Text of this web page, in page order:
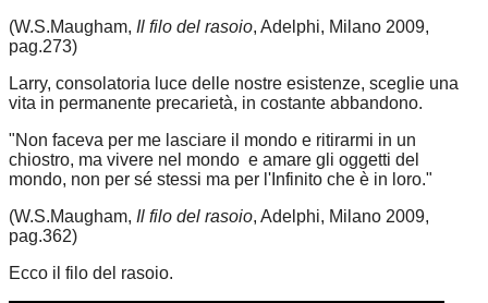
(W.S.Maugham, Il filo del rasoio, Adelphi, Milano 2009,
pag.273)
Larry, consolatoria luce delle nostre esistenze, sceglie una
vita in permanente precarietà, in costante abbandono.
"Non faceva per me lasciare il mondo e ritirarmi in un
chiostro, ma vivere nel mondo e amare gli oggetti del
mondo, non per sé stessi ma per l'Infinito che è in loro."
(W.S.Maugham, Il filo del rasoio, Adelphi, Milano 2009,
pag.362)
Ecco il filo del rasoio.